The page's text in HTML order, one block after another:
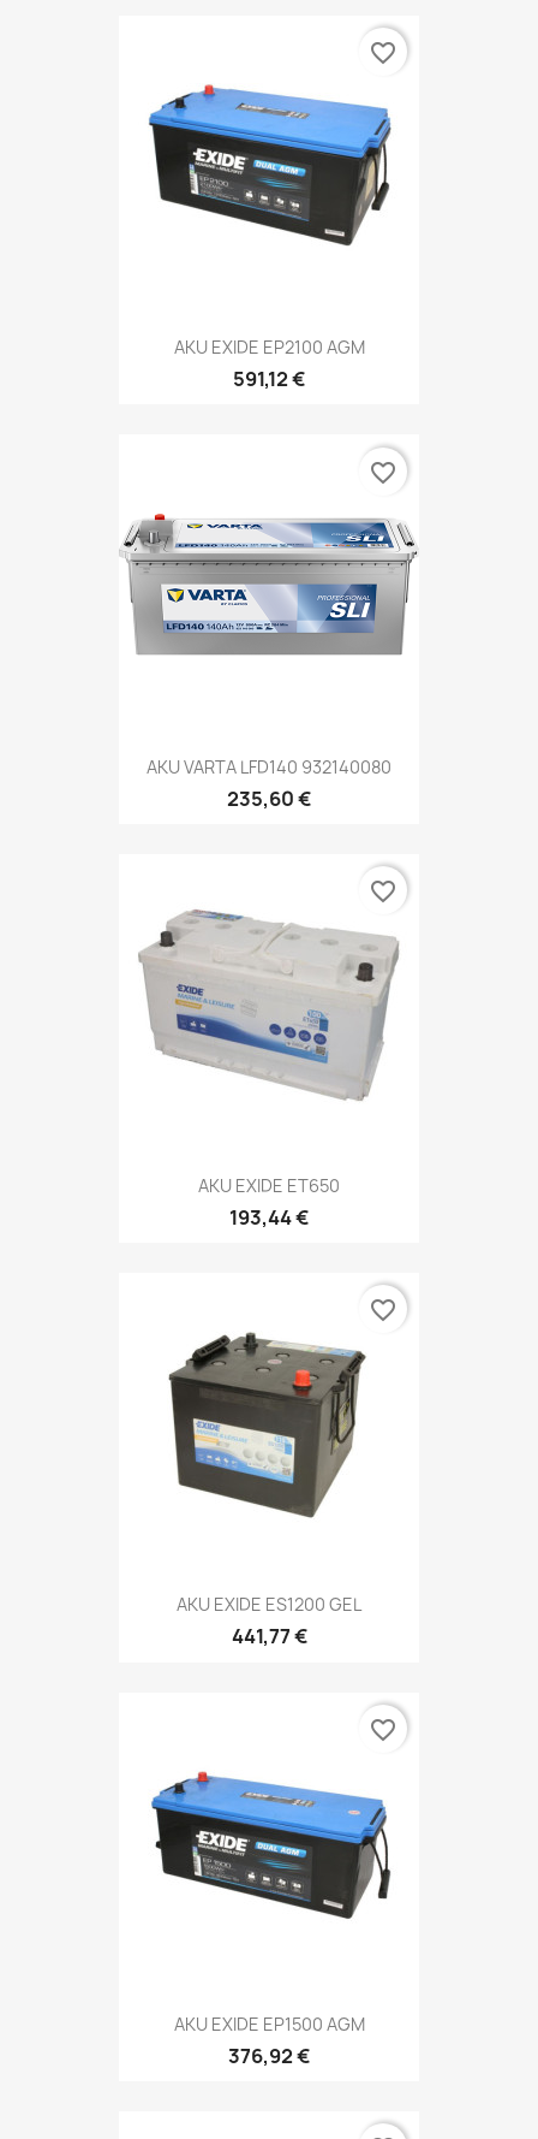
AKU EXIDE EP2100 AGM
591,12 €
favorite_border
AKU VARTA LFD140 932140080
235,60 €
favorite_border
AKU EXIDE ET650
193,44 €
favorite_border
AKU EXIDE ES1200 GEL
441,77 €
favorite_border
AKU EXIDE EP1500 AGM
376,92 €
favorite_border